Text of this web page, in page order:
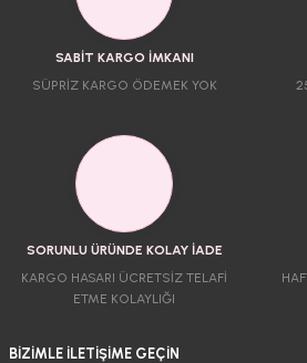
SABİT KARGO İMKANI
SÜPRİZ KARGO ÖDEMEK YOK
SORUNLU ÜRÜNDE KOLAY İADE
KARGO HASARI ÜCRETSİZ TELAFİ
ETME KOLAYLIĞI
BİZİMLE İLETİŞİME GEÇİN